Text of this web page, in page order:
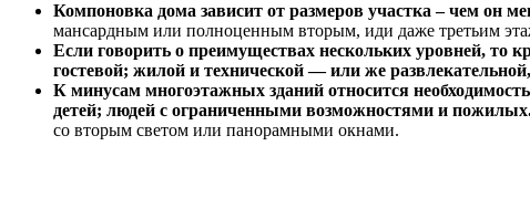
Компоновка дома зависит от размеров участка – чем он
мансардным или полноценным вторым, иди даже третьим
Если говорить о преимуществах нескольких уровней, то
гостевой; жилой и технической — или же
К минусам многоэтажных зданий относится
детей; людей с ограниченными возможностями и
со вторым светом или панорамными окнами.